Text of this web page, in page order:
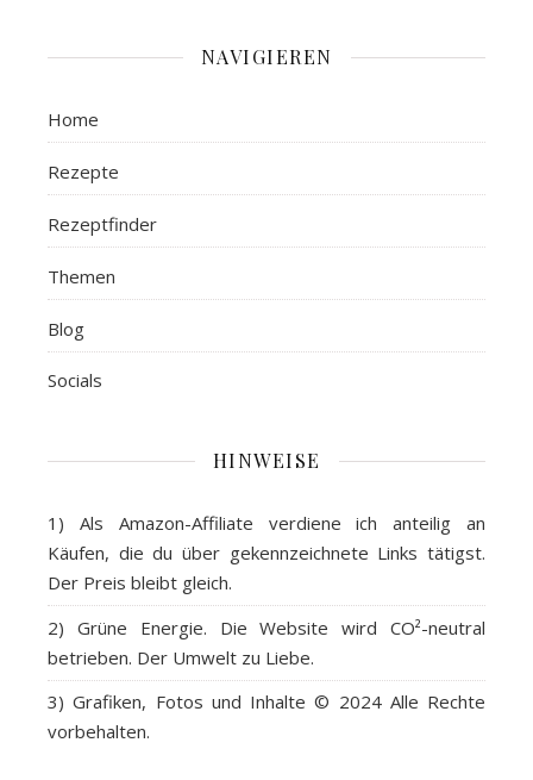
NAVIGIEREN
Home
Rezepte
Rezeptfinder
Themen
Blog
Socials
HINWEISE
1) Als Amazon-Affiliate verdiene ich anteilig an
Käufen, die du über gekennzeichnete Links tätigst.
Der Preis bleibt gleich.
2) Grüne Energie. Die Website wird CO²-neutral
betrieben. Der Umwelt zu Liebe.
3)Grafiken, Fotos und Inhalte © 2024 Alle Rechte
vorbehalten.